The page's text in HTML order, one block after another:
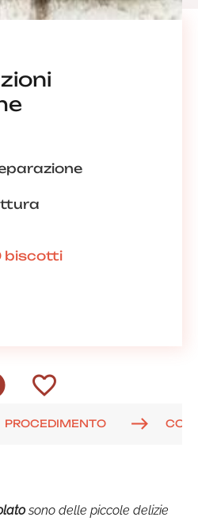
biscotti
PROCEDIMENTO
sono delle piccole delizie